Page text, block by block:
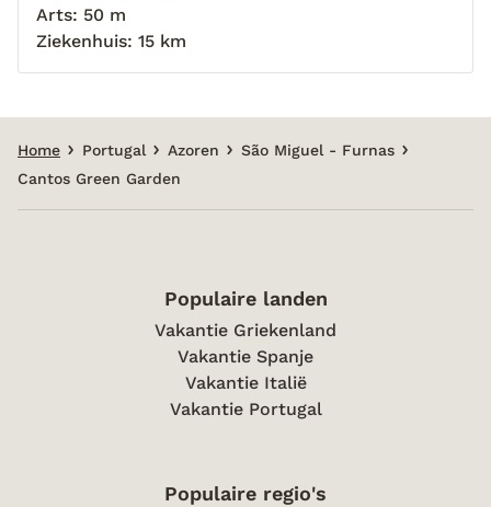
Arts: 50 m
Ziekenhuis: 15 km
Home Portugal Azoren
São Miguel - Furnas
Cantos Green Garden
Populaire landen
Vakantie Griekenland
Vakantie Spanje
Vakantie Italië
Vakantie Portugal
Populaire regio's